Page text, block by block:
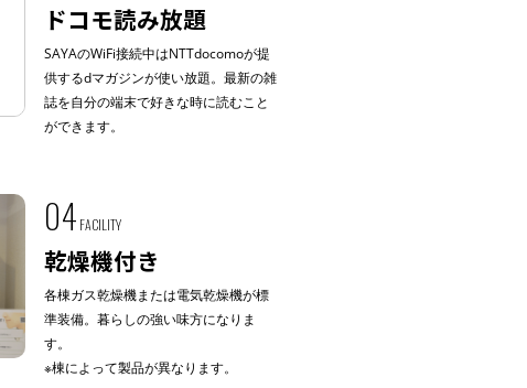
ドコモ読み放題
SAYAのWiFi接続中はNTTdocomoが提
供するdマガジンが使い放題。最新の雑
誌を自分の端末で好きな時に読むこと
ができます。
04 FACILITY
乾燥機付き
各棟ガス乾燥機または電気乾燥機が標
準装備。暮らしの強い味方になりま
す。
※棟によって製品が異なります。